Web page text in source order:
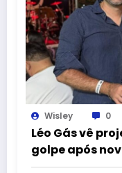
Wisley 0
Léo Gás vê
golpe após